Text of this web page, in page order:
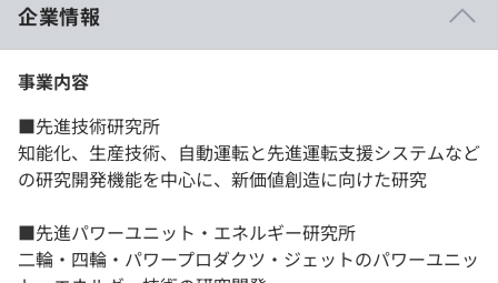
企業情報
事業内容
■先進技術研究所
知能化、生産技術、自動運転と先進運転支援システムなど
の研究開発機能を中心に、新価値創造に向けた研究
■先進パワーユニット・エネルギー研究所
二輪・四輪・パワープロダクツ・ジェットのパワーユニッ